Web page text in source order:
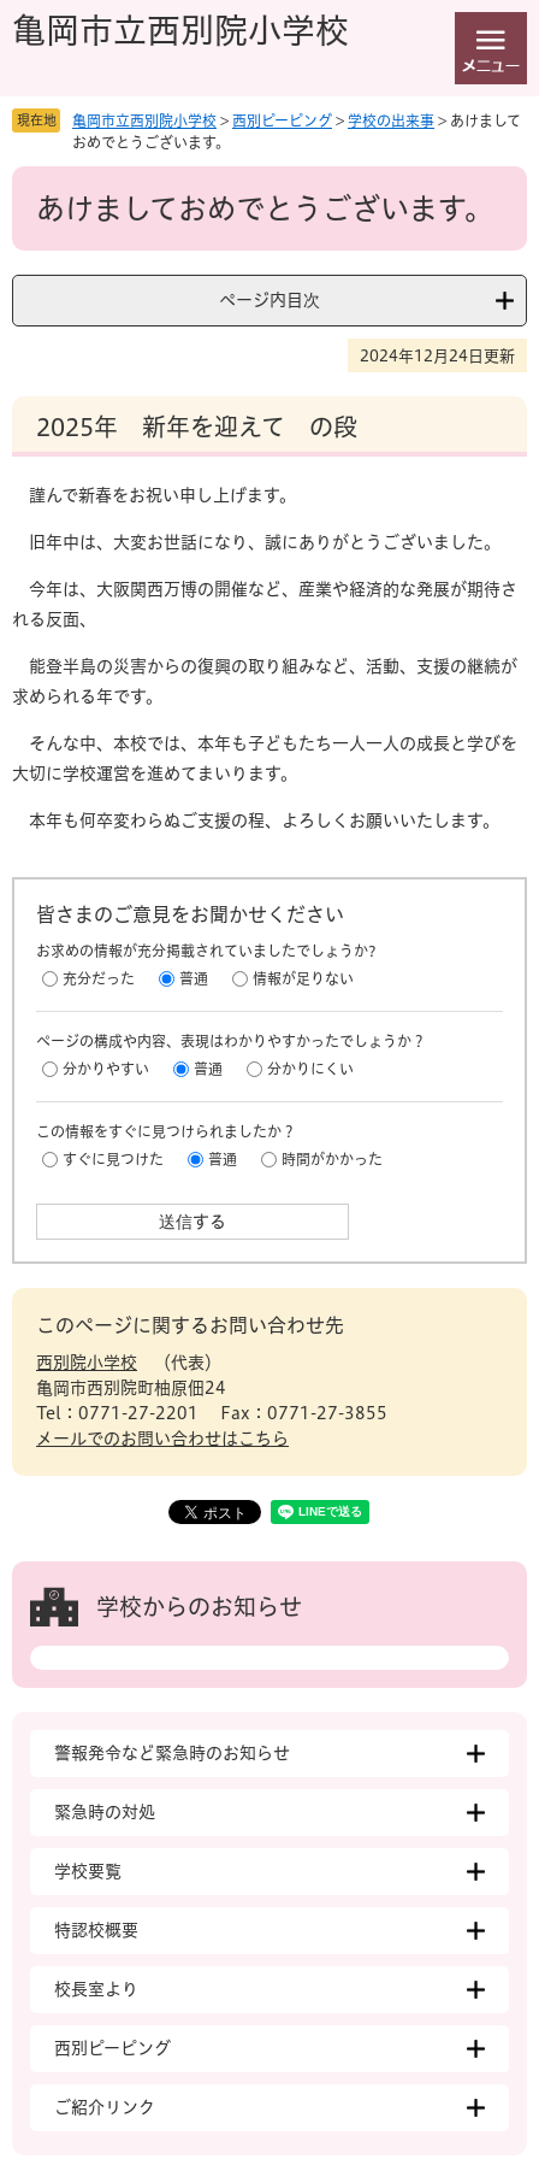
先
を
本
亀岡市立西別院小学校
現在地 亀岡市立西別院小学校 > 西別ピーピング > 学校の出来事 > あけまして
おめでとうございます。
本
あけましておめでとうございます。
ページ内目次
2024年12月24日更新
2025年 新年を迎えて の段
謹んで新春をお祝い申し上げます。
旧年中は、大変お世話になり、誠にありがとうございました。
今年は、大阪関西万博の開催など、産業や経済的な発展が期待さ
れる反面、
能登半島の災害からの復興の取り組みなど、活動、支援の継続が
求められる年です。
そんな中、本校では、本年も子どもたち一人一人の成長と学びを
大切に学校運営を進めてまいります。
本年も何卒変わらぬご支援の程、よろしくお願いいたします。
皆さまのご意見をお聞かせください
お求めの情報が充分掲載されていましたでしょうか?
充分だった
普通 情報が足りない
ページの構成や内容、表現はわかりやすかったでしょうか？
分かりやすい
普通 分かりにくい
この情報をすぐに見つけられましたか？
すぐに見つけた
普通 時間がかかった
このページに関するお問い合わせ先
西別院小学校
代表
亀岡市西別院町柚原佃24
Tel：0771-27-2201
Fax：0771-27-3855
メールでのお問い合わせはこちら
学校からのお知らせ
警報発令など緊急時のお知らせ
緊急時の対処
学校要覧
特認校概要
校長室より
西別ピーピング
ご紹介リンク